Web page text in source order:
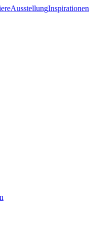
AusstellungInspirationen